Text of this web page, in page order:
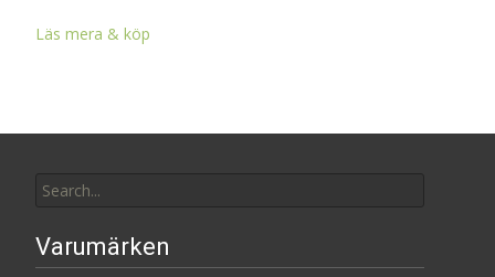
Läs mera & köp
for:
Varumärken